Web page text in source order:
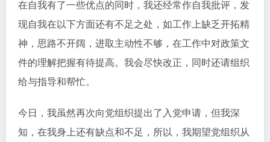
在自我有了一些优点的同时，我还经常作自我批评，发
现自我在以下方面还有不足之处，如工作上缺乏开拓精
神，思路不开阔，进取主动性不够，在工作中对政策文
件的理解把握有待提高。我会尽快改正，同时还请组织
给与指导和帮忙。
今日，我虽然再次向党组织提出了入党申请，但我深
知，在我身上还有缺点和不足，所以，我期望党组织从